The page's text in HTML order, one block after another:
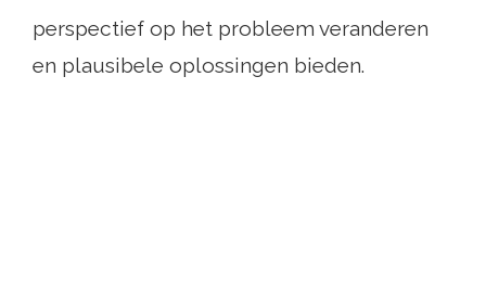
perspectief op het probleem veranderen
en plausibele oplossingen bieden.